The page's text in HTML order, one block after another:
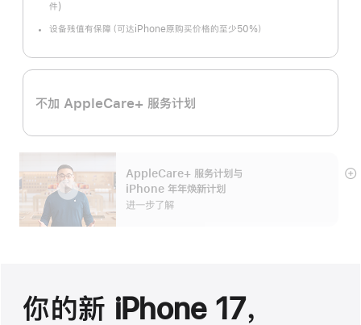
件)
设备残值有保障（可达iPhone原购买价格的至少50%）
不加 AppleCare+ 服务计划
AppleCare+ 服务计划 与
iPhone 年年焕新计划
进一步了解
展
你的新 iPhone 17，